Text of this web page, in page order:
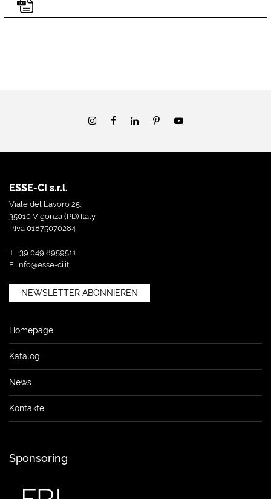
ESSE-CI s.r.l.
Viale del Lavoro 25,
35010 Vigonza (PD) Italy
P.Iva 01875070284
T. +39 049 8959511
E. info@esse-ci.it
NEWSLETTER ABONNIEREN
Homepage
Katalog
News
Kontakte
Sponsoring